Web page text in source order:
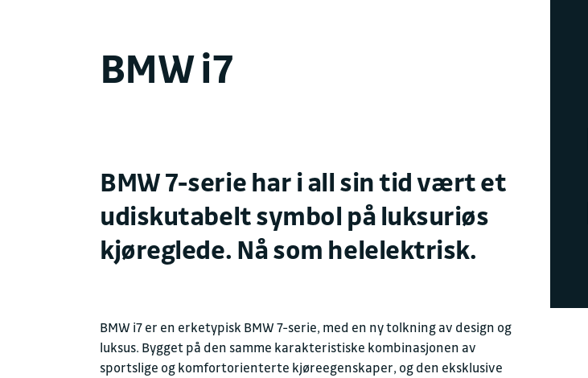
BMW i7
BMW 7-serie har i all sin tid vært et
udiskutabelt symbol på luksuriøs
kjøreglede. Nå som helelektrisk.
BMW i7 er en erketypisk BMW 7-serie, med en ny tolkning av design og
luksus. Bygget på den samme karakteristiske kombinasjonen av
sportslige og komfortorienterte kjøreegenskaper, og den eksklusive